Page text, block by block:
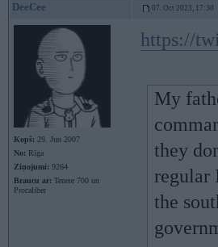
DeeCee 07. Oct 2023, 17:30
Kopš: 29. Jun 2007
No: Rīga
Ziņojumi: 9264
Braucu ar: Tenere 700 un
Procaliber
https://
My
they
regular
the